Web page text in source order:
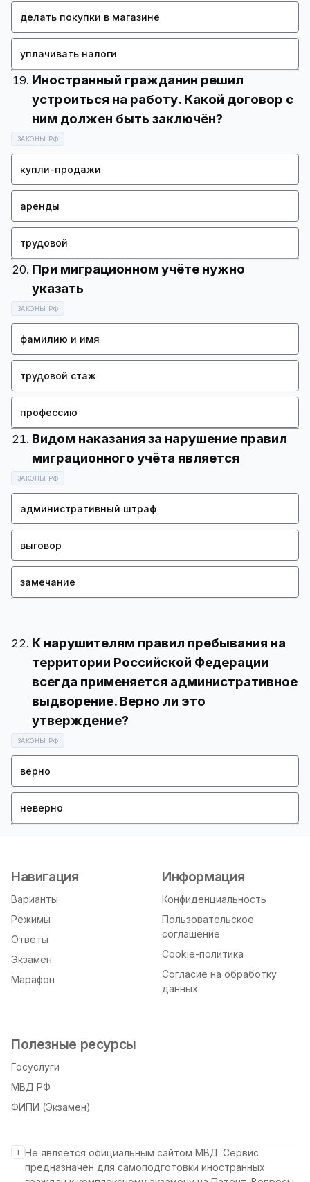
делать покупки в магазине
уплачивать налоги
Иностранный гражданин решил
устроиться на работу. Какой договор с
ЗАКОНЫ РФ
купли-продажи
аренды
трудовой
При миграционном учёте нужно
ЗАКОНЫ РФ
фамилию и имя
трудовой стаж
профессию
Видом наказания за нарушение правил
ЗАКОНЫ РФ
административный штраф
выговор
замечание
К нарушителям правил пребывания на
территории Российской Федерации
всегда применяется административное
выдворение. Верно ли это
ЗАКОНЫ РФ
верно
неверно
Навигация
Варианты
Режимы
Ответы
Экзамен
Марафон
Информация
Конфиденциальность
Пользовательское
соглашение
Cookie-политика
Согласие на обработку
данных
Полезные ресурсы
Госуслуги
МВД РФ
ФИПИ (Экзамен)
i Не является официальным сайтом МВД. Сервис
предназначен для самоподготовки иностранных